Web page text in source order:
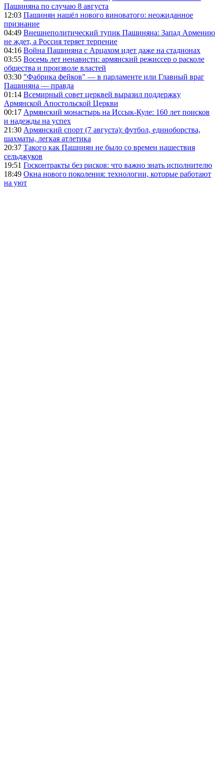
Пашиняна по случаю 8 августа
12:03 Пашинян нашёл нового виноватого: неожиданное
признание
04:49 Внешнеполитический тупик Пашиняна: Запад Армению
не ждет, а Россия теряет терпение
04:16 Война Пашиняна с Арцахом идет даже на стадионах
03:55 Восемь лет ненависти: армянский режиссер о расколе
общества и произволе властей
03:30 "Фабрика фейков" — в парламенте или Главный враг
Пашиняна — правда
01:14 Всемирный совет церквей выразил поддержку
Армянской Апостольской Церкви
00:17 Армянский монастырь на Иссык-Куле: 160 лет поисков
и надежды на успех
21:30 Армянский спорт (7 августа): футбол, единоборства,
шахматы, легкая атлетика
20:37 Такого как Пашинян не было со времен нашествия
сельджуков
19:51 Госконтракты без рисков: что важно знать исполнителю
18:49 Окна нового поколения: технологии, которые работают
на уют